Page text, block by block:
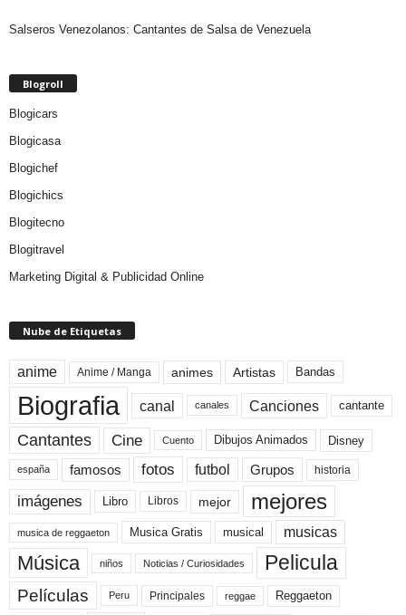
Salseros Venezolanos: Cantantes de Salsa de Venezuela
Blogroll
Blogicars
Blogicasa
Blogichef
Blogichics
Blogitecno
Blogitravel
Marketing Digital & Publicidad Online
Nube de Etiquetas
anime Anime / Manga animes Artistas Bandas
Biografia canal canales Canciones cantante
Cantantes Cine Cuento Dibujos Animados Disney
españa famosos fotos futbol Grupos historia
imágenes Libro Libros mejor mejores
musica de reggaeton Musica Gratis musical musicas
Música niños Noticias / Curiosidades Pelicula
Películas Peru Principales reggae Reggaeton